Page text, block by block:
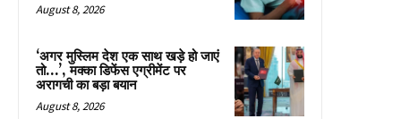
August 8, 2026
‘अगर मुस्लिम देश एक साथ खड़े हो जाएं
तो…’, मक्का डिफेंस एग्रीमेंट पर
अरागची का बड़ा बयान
August 8, 2026